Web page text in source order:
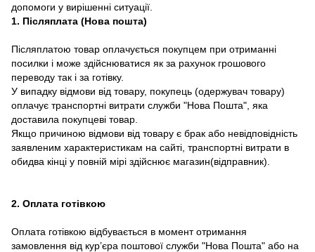
допомоги у вирішенні ситуації.
1. Післяплата (Нова пошта)
Післяплатою товар оплачується покупцем при отриманні
посилки і може здійснюватися як за рахунок грошового
переводу так і за готівку.
У випадку відмови від товару, покупець (одержувач товару)
оплачує транспортні витрати служби "Нова Пошта", яка
доставила покупцеві товар.
Якщо причиною відмови від товару є брак або невідповідність
заявленим характеристикам на сайті, транспортні витрати в
обидва кінці у повній мірі здійснює магазин(відправник).
2. Оплата готівкою
Оплата готівкою відбувається в момент отримання
замовлення від курʼєра поштової служби "Нова Пошта" або на